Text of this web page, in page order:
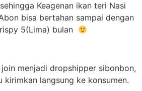
Keagenan ikan teri Nasi
bisa bertahan sampai dengan
5(Lima) bulan
menjadi dropshipper sibonbon,
kirimkan langsung ke konsumen.